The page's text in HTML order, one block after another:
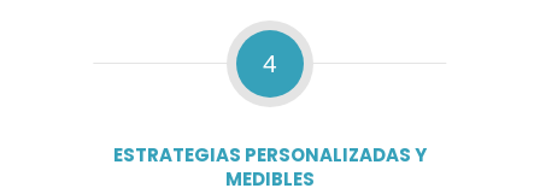
4
ESTRATEGIAS PERSONALIZADAS Y
MEDIBLES